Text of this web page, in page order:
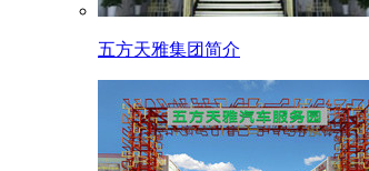
五方天雅集团简介